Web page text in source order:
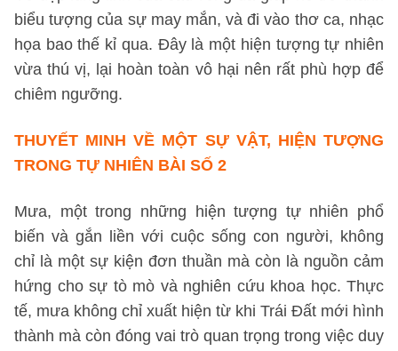
biểu tượng của sự may mắn, và đi vào thơ ca, nhạc
họa bao thế kỉ qua. Đây là một hiện tượng tự nhiên
vừa thú vị, lại hoàn toàn vô hại nên rất phù hợp để
chiêm ngưỡng.
THUYẾT MINH VỀ MỘT SỰ VẬT, HIỆN TƯỢNG
TRONG TỰ NHIÊN BÀI SỐ 2
Mưa, một trong những hiện tượng tự nhiên phổ
biến và gắn liền với cuộc sống con người, không
chỉ là một sự kiện đơn thuần mà còn là nguồn cảm
hứng cho sự tò mò và nghiên cứu khoa học. Thực
tế, mưa không chỉ xuất hiện từ khi Trái Đất mới hình
thành mà còn đóng vai trò quan trọng trong việc duy